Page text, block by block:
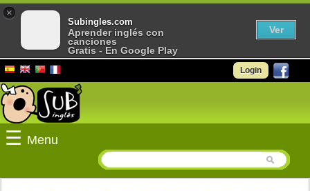
Login
☰ Menu
×
Subingles.com
Aprender inglés con
canciones
Gratis - En Google Play
Ver